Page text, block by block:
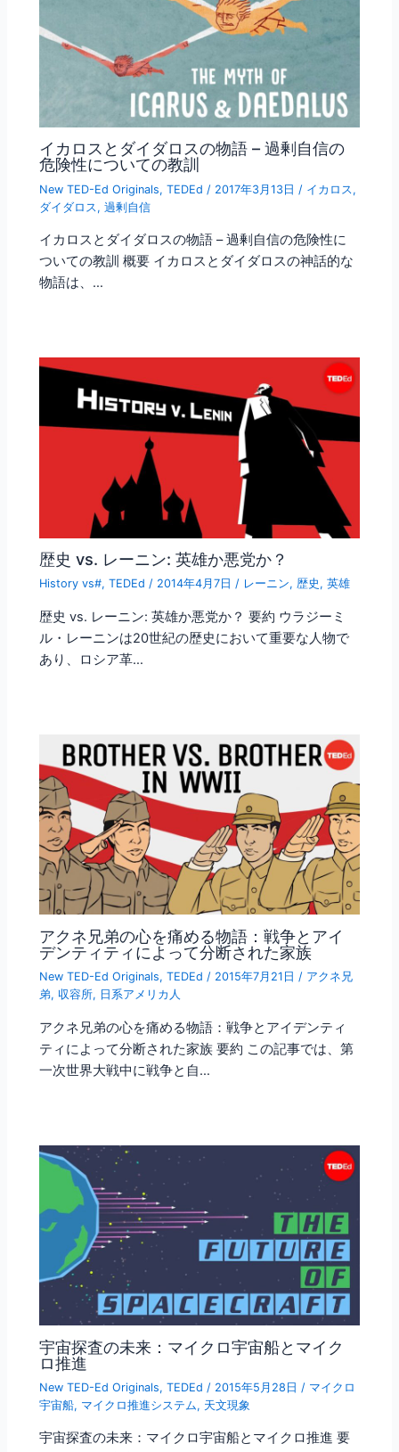
イカロスとダイダロスの物語 – 過剰自信の
危険性についての教訓
New TED-Ed Originals,TEDEd / 2017年3月13日 / イカロス ,
ダイダロス ,過剰自信
イカロスとダイダロスの物語 – 過剰自信の危険性に
ついての教訓 概要 イカロスとダイダロスの神話的な
物語は、…
歴史 vs. レーニン: 英雄か悪党か？
History vs#,TEDEd / 2014年4月7日/ レーニン,歴史 ,英雄
歴史 vs. レーニン: 英雄か悪党か？ 要約 ウラジーミ
ル・レーニンは20世紀の歴史において重要な人物で
あり、ロシア革…
アクネ兄弟の心を痛める物語：戦争とアイ
デンティティによって分断された家族
New TED-Ed Originals,TEDEd / 2015年7月21日 / アクネ兄
弟, 収容所, 日系アメリカ人
アクネ兄弟の心を痛める物語：戦争とアイデンティ
ティによって分断された家族 要約 この記事では、第
一次世界大戦中に戦争と自…
宇宙探査の未来：マイクロ宇宙船とマイク
ロ推進
New TED-Ed Originals,TEDEd / 2015年5月28日 / マイクロ
宇宙船, マイクロ推進システム, 天文現象
宇宙探査の未来：マイクロ宇宙船とマイクロ推進 要